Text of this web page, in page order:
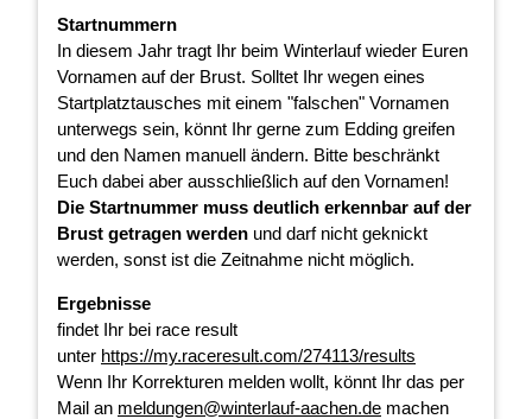
Startnummern
In diesem Jahr tragt Ihr beim Winterlauf wieder Euren
Vornamen auf der Brust. Solltet Ihr wegen eines
Startplatztausches mit einem "falschen" Vornamen
unterwegs sein, könnt Ihr gerne zum Edding greifen
und den Namen manuell ändern. Bitte beschränkt
Euch dabei aber ausschließlich auf den Vornamen!
Die Startnummer muss deutlich erkennbar auf der
Brust getragen werden und darf nicht geknickt
werden, sonst ist die Zeitnahme nicht möglich.
Ergebnisse
findet Ihr bei race result
unter https://my.raceresult.com/274113/results
Wenn Ihr Korrekturen melden wollt, könnt Ihr das per
Mail an meldungen@winterlauf-aachen.de machen